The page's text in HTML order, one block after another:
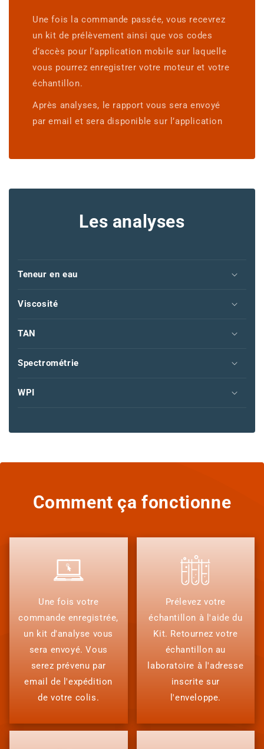
Une fois la commande passée, vous recevrez
un kit de prélèvement ainsi que vos codes
d’accès pour l’application mobile sur laquelle
vous pourrez enregistrer votre moteur et votre
échantillon.
Après analyses, le rapport vous sera envoyé
par email et sera disponible sur l’application
Les analyses
Teneur en eau
Viscosité
TAN
Spectrométrie
WPI
Comment ça fonctionne
Une fois votre
commande enregistrée,
un kit d'analyse vous
sera envoyé. Vous
serez prévenu par
email de l'expédition
de votre colis.
Prélevez votre
échantillon à l'aide du
Kit. Retournez votre
échantillon au
laboratoire à l'adresse
inscrite sur
l'enveloppe.